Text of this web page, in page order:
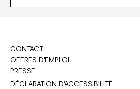
CONTACT
OFFRES D'EMPLOI
PRESSE
DÉCLARATION D'ACCESSIBILITÉ